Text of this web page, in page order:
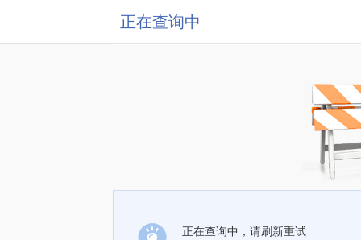
正在查询中
正在查询中，请刷新重试